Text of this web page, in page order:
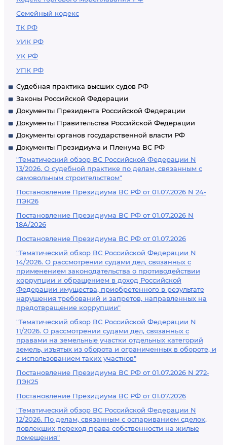
Семейный кодекс
ТК РФ
УИК РФ
УК РФ
УПК РФ
Судебная практика высших судов РФ
Законы Российской Федерации
Документы Президента Российской Федерации
Документы Правительства Российской Федерации
Документы органов государственной власти РФ
Документы Президиума и Пленума ВС РФ
"Тематический обзор ВС Российской Федерации N
13/2026. О судебной практике по делам, связанным с
самовольным строительством"
Постановление Президиума ВС РФ от 01.07.2026 N 24-
ПЭК26
Постановление Президиума ВС РФ от 01.07.2026 N
18А/2026
Постановление Президиума ВС РФ от 01.07.2026
"Тематический обзор ВС Российской Федерации N
14/2026. О рассмотрении судами дел, связанных с
применением законодательства о противодействии
коррупции и обращением в доход Российской
Федерации имущества, приобретенного в результате
нарушения требований и запретов, направленных на
предотвращение коррупции"
"Тематический обзор ВС Российской Федерации N
11/2026. О рассмотрении судами дел, связанных с
правами на земельные участки отдельных категорий
земель, изъятых из оборота и ограниченных в обороте, и
с использованием таких участков"
Постановление Президиума ВС РФ от 01.07.2026 N 272-
ПЭК25
Постановление Президиума ВС РФ от 01.07.2026
"Тематический обзор ВС Российской Федерации N
12/2026. По делам, связанным с оспариванием сделок,
повлекших переход права собственности на жилые
помещения"